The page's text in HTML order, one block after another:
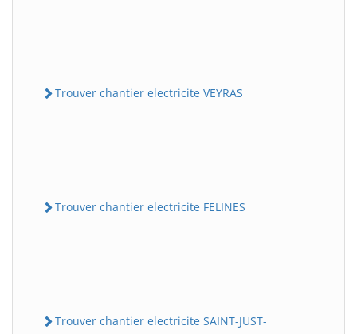
Trouver chantier electricite VEYRAS
Trouver chantier electricite FELINES
Trouver chantier electricite SAINT-JUST-